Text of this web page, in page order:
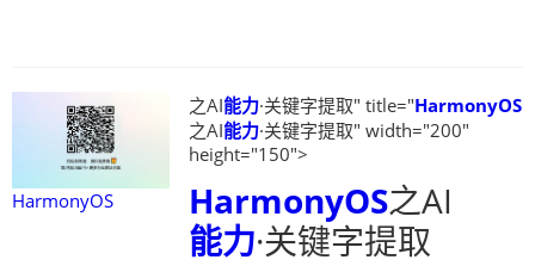
HarmonyOS
之AI能力·关键字提取" title="HarmonyOS
之AI能力·关键字提取" width="200"
height="150">
HarmonyOS之AI
能力·关键字提取